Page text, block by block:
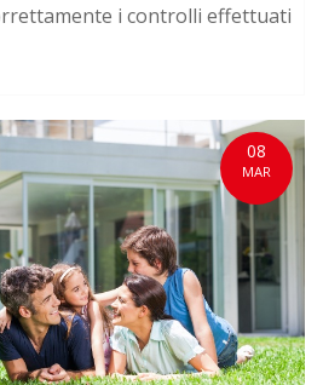
i controlli effettuati
08
MAR